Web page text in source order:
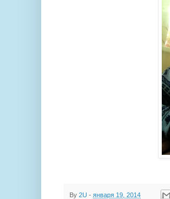
By 2U - января 19, 2014